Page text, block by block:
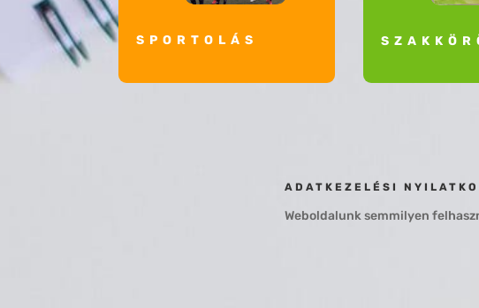
SPORTOLÁS
ADATKEZELÉSI
Weboldalunk semmilyen